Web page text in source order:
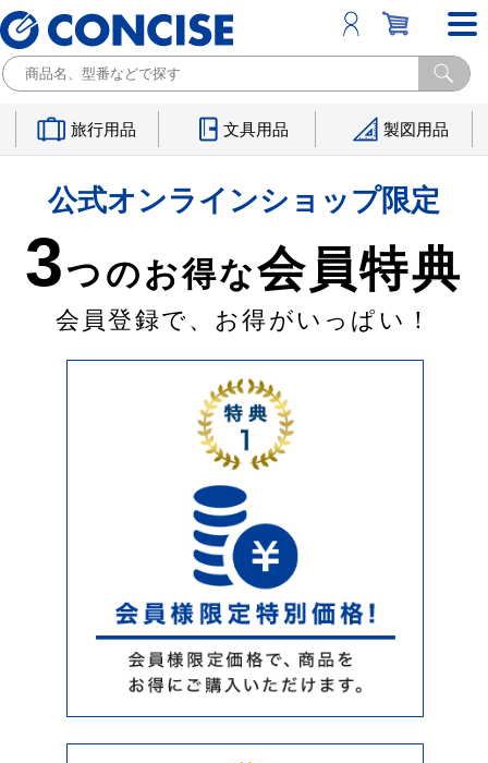
旅行用品 文具用品 製図用品
公式オンラインショップ限定
3つのお得な会員特典
会員登録で、お得がいっぱい！